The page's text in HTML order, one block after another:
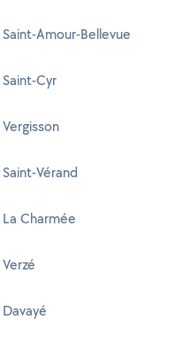
Amour-Bellevue
Cyr
Vérand
Charmée